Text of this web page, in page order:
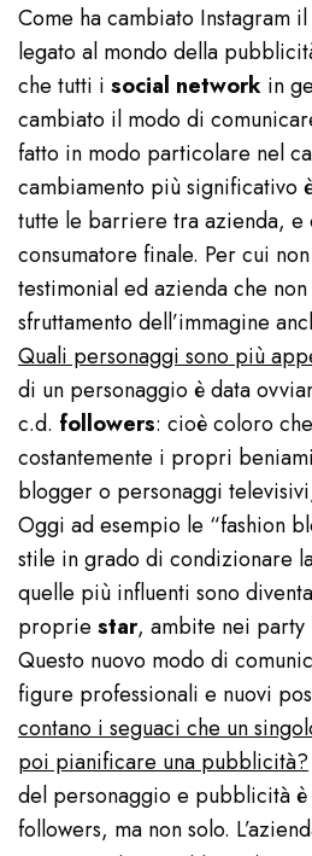
Come ha cambiato Instagram
legato al mondo della
che tutti isocial network in
cambiato il modo di
fatto in modo particolare nel
cambiamento più significativo
tutte le barriere tra azienda,
consumatore finale. Per cui
testimonial ed azienda che
sfruttamento dell’immagine
Quali personaggi sono più
di un personaggio è data
c.d. followers: cioè coloro
costantemente i propri
blogger o personaggi
Oggi ad esempio le “fashion
stile in grado di condizionare
quelle più influenti sono
propriestar, ambite nei party
Questo nuovo modo di
figure professionali e nuovi
contano i seguaci che un
poi pianificare una pubblicità?
del personaggio e pubblicità
followers, ma non solo.